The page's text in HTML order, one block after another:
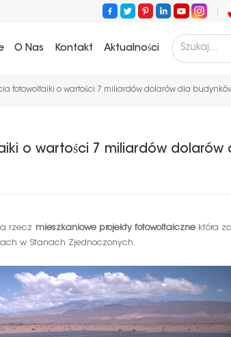
عربي
한국인
O Nas Kontakt Aktualności
fotowoltaiki o wartości 7 miliardów dolarów dla
o wartości 7 miliardów dolarów
rzecz mieszkaniowe projekty fotowoltaicznektóra
w Stanach Zjednoczonych.